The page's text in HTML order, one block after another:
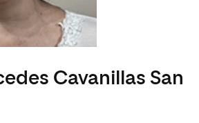
Cavanillas San